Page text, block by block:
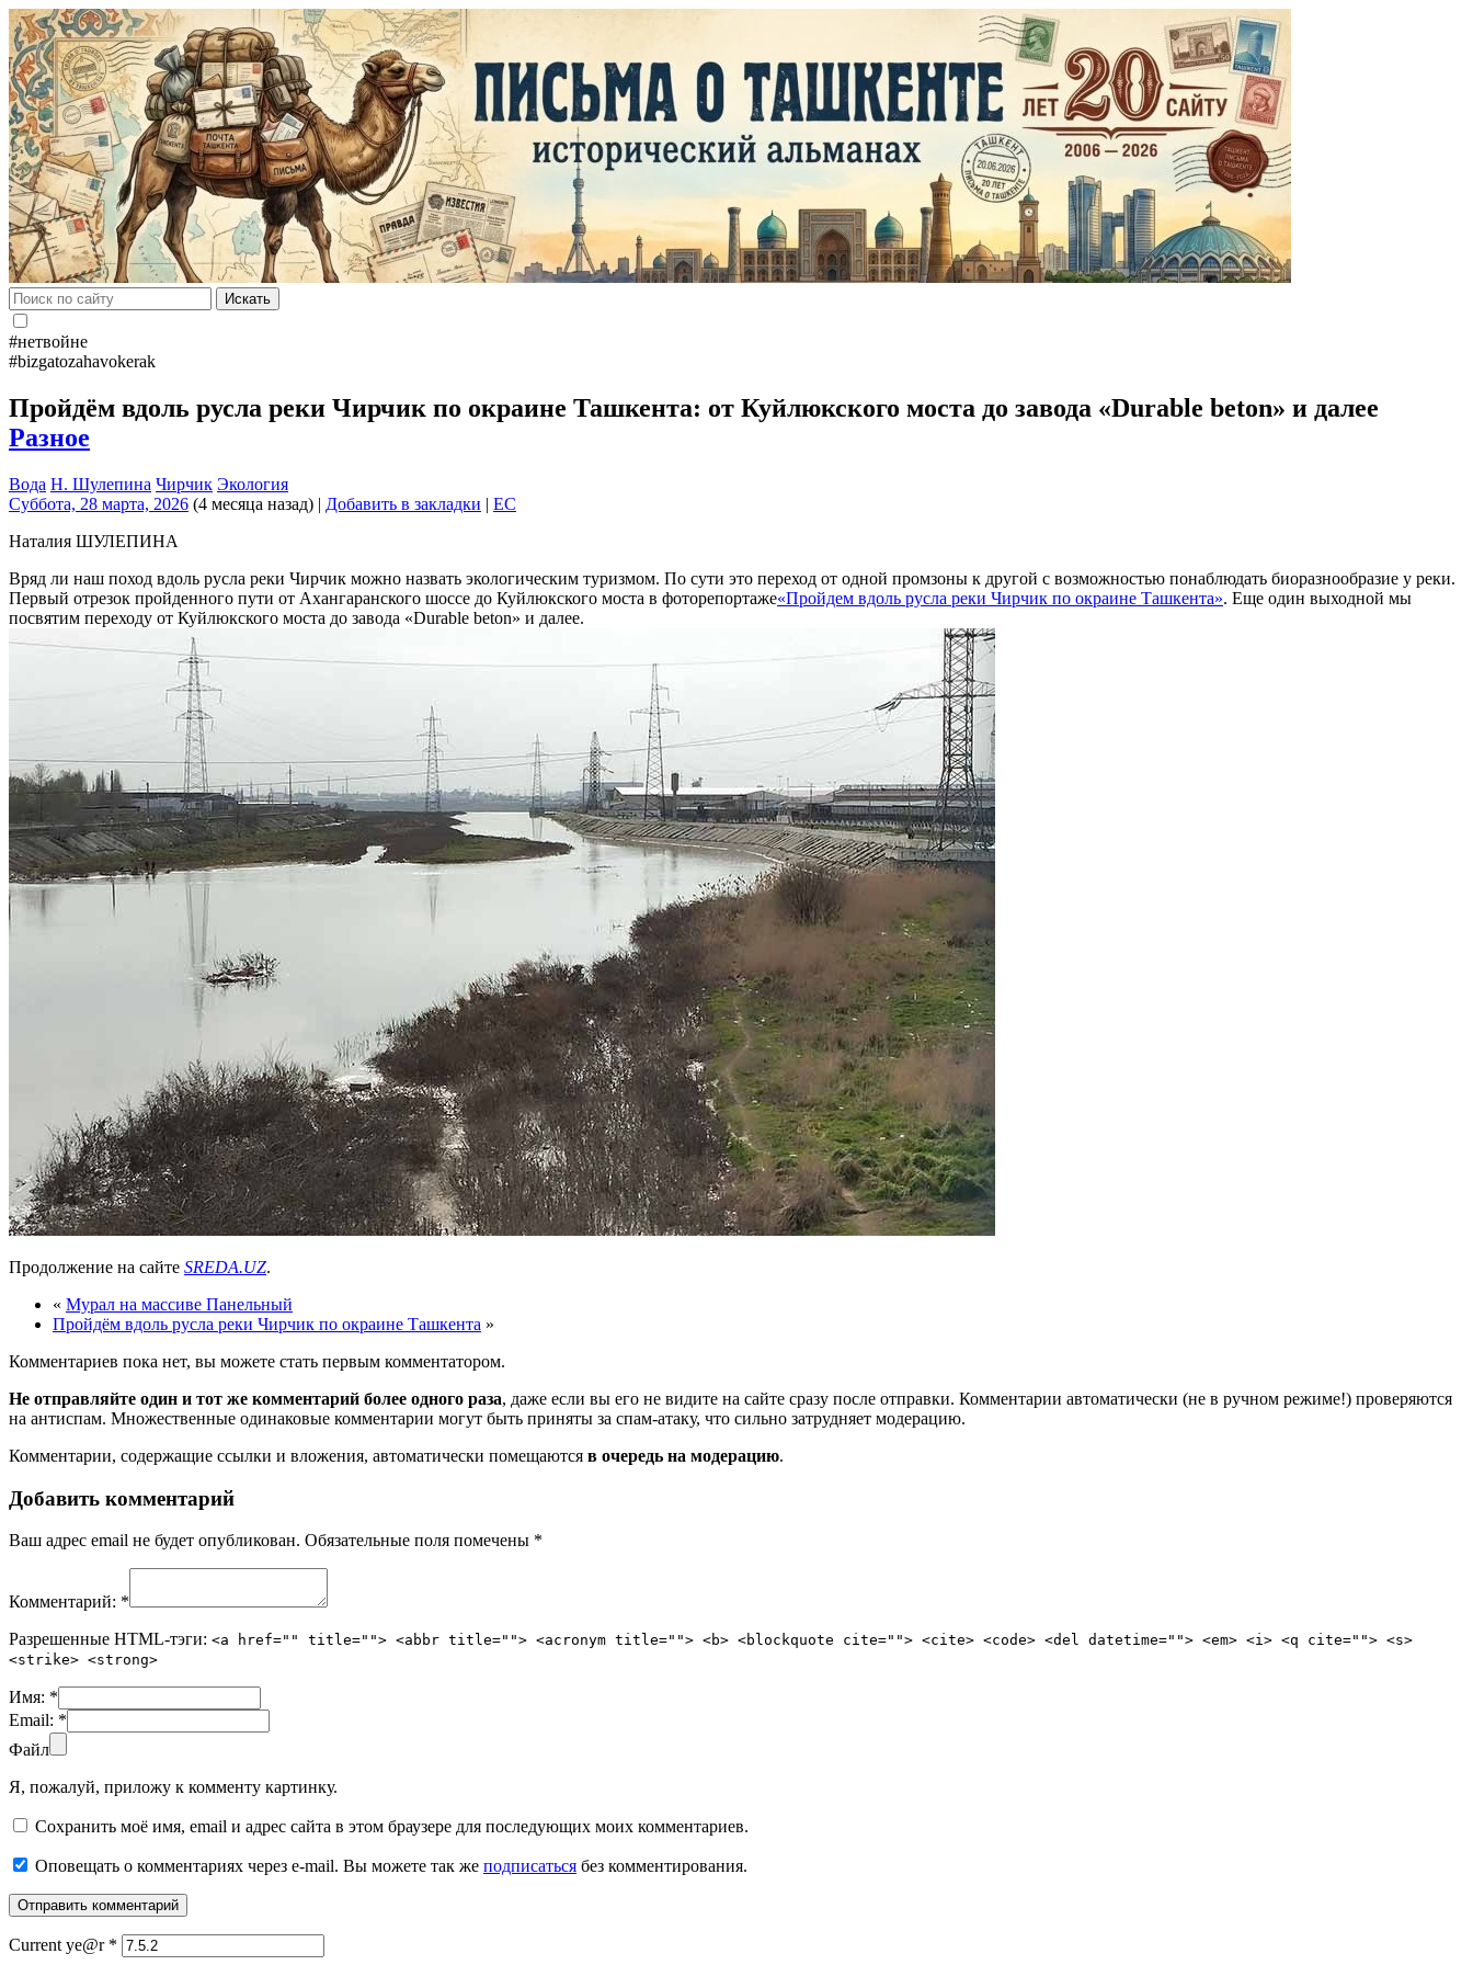
Искать
#нетвойне
#bizgatozahavokerak
Пройдём вдоль русла реки Чирчик по окраине Ташкента: от Куйлюкского моста до завода «Durablе beton» и далее
Разное
Вода Н. Шулепина Чирчик Экология
Суббота, 28 марта, 2026 (4 месяца назад) | Добавить в закладки | EC
Наталия ШУЛЕПИНА
Вряд ли наш поход вдоль русла реки Чирчик можно назвать экологическим туризмом. По сути это переход от одной промзоны к другой с возможностью понаблюдать биоразнообразие у реки.
Первый отрезок пройденного пути от Ахангаранского шоссе до Куйлюкского моста в фоторепортаже«Пройдем вдоль русла реки Чирчик по окраине Ташкента». Еще один выходной мы
посвятим переходу от Куйлюкского моста до завода «Durablе beton» и далее.
Продолжение на сайте SREDA.UZ.
« Мурал на массиве Панельный
Пройдём вдоль русла реки Чирчик по окраине Ташкента »
Комментариев пока нет, вы можете стать первым комментатором.
Не отправляйте один и тот же комментарий более одного раза, даже если вы его не видите на сайте сразу после отправки. Комментарии автоматически (не в ручном режиме!) проверяются
на антиспам. Множественные одинаковые комментарии могут быть приняты за спам-атаку, что сильно затрудняет модерацию.
Комментарии, содержащие ссылки и вложения, автоматически помещаются в очередь на модерацию.
Добавить комментарий
Ваш адрес email не будет опубликован. Обязательные поля помечены *
Комментарий: *
Разрешенные HTML-тэги: <a href="" title=""> <abbr title=""> <acronym title=""> <b> <blockquote cite=""> <cite> <code> <del datetime=""> <em> <i> <q cite=""> <s>
<strike> <strong>
Имя: *
Email: *
Файл
Я, пожалуй, приложу к комменту картинку.
Сохранить моё имя, email и адрес сайта в этом браузере для последующих моих комментариев.
Оповещать о комментариях через e-mail. Вы можете так же подписаться без комментирования.
Current ye@r *